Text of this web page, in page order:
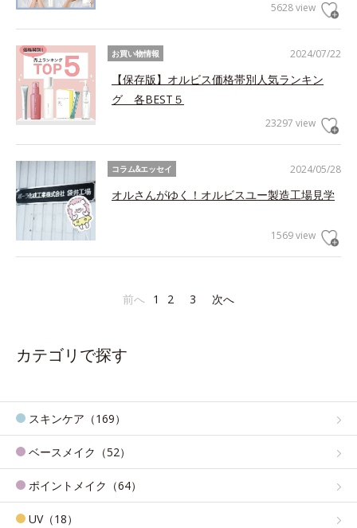
5628 view
2024/07/22
お買い物情報
【保存版】オルビス価格帯別人気ランキン
グ 各BEST５
23297 view
2024/05/28
コラム&エッセイ
オルさんがゆく！オルビスユー製造工場見学
1569 view
前へ 1 2 3 次へ
カテゴリで探す
スキンケア（169）
ベースメイク（52）
ポイントメイク（64）
UV（18）